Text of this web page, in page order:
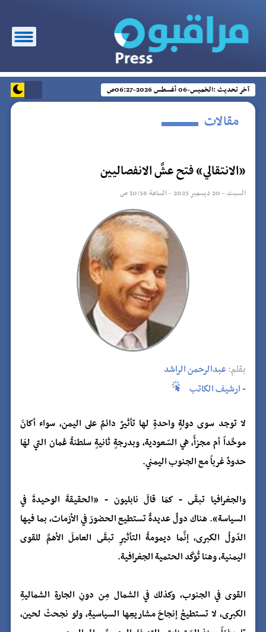
آخر تحديث :الخميس-06 أغسطس 2026-06:27ص
مقالات
«الانتقالي» فتح عشَّ الانفصاليين
السبت - 20 ديسمبر 2025 - الساعة 10:56 ص
بقلم:عبدالرحمن الراشد
- ارشيف الكاتب
لا توجد سوى دولةٍ واحدةٍ لها تأثيرٌ دائمٌ على اليمن، سواء أكانَ
موحَّداً أم مجزأً، هي السّعودية، وبدرجةٍ ثانيةٍ سلطنةُ عُمان التي لهَا
حدودٌ غرباً مع الجنوب اليمني.
والجغرافيا تبقَى - كمَا قالَ نابليون - «الحقيقةَ الوحيدةَ في
السياسة». هناك دولٌ عديدةٌ تستطيع الحضورَ في الأزمات، بما فيها
الدّولُ الكبرى، إنَّما ديمومةُ التأثيرِ تبقَى العاملَ الأهمَّ للقوى
اليمنية، وهنا تُوكّد الحتمية الجغرافية.
القوى في الجنوب، وكذلك في الشمال مِن دونِ الجارةِ الشماليةِ
الكبرى، لا تستطيعُ إنجاحَ مشاريعِها السياسيةِ، ولو نجحتْ لحين،